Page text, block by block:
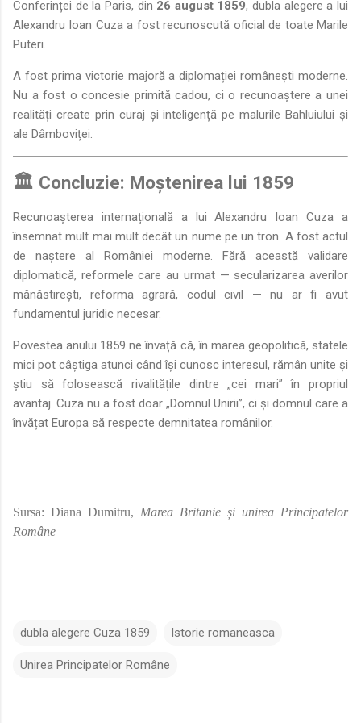
Conferinței de la Paris, din 26 august 1859, dubla alegere a lui
Alexandru Ioan Cuza a fost recunoscută oficial de toate Marile
Puteri.
A fost prima victorie majoră a diplomației românești moderne.
Nu a fost o concesie primită cadou, ci o recunoaștere a unei
realități create prin curaj și inteligență pe malurile Bahluiului și
ale Dâmboviței.
🏛️ Concluzie: Moștenirea lui 1859
Recunoașterea internațională a lui Alexandru Ioan Cuza a
însemnat mult mai mult decât un nume pe un tron. A fost actul
de naștere al României moderne. Fără această validare
diplomatică, reformele care au urmat — secularizarea averilor
mănăstirești, reforma agrară, codul civil — nu ar fi avut
fundamentul juridic necesar.
Povestea anului 1859 ne învață că, în marea geopolitică, statele
mici pot câștiga atunci când își cunosc interesul, rămân unite și
știu să folosească rivalitățile dintre „cei mari” în propriul
avantaj. Cuza nu a fost doar „Domnul Unirii”, ci și domnul care a
învățat Europa să respecte demnitatea românilor.
Sursa: Diana Dumitru, Marea Britanie și unirea Principatelor
Române
dubla alegere Cuza 1859 Istorie romaneasca
Unirea Principatelor Române